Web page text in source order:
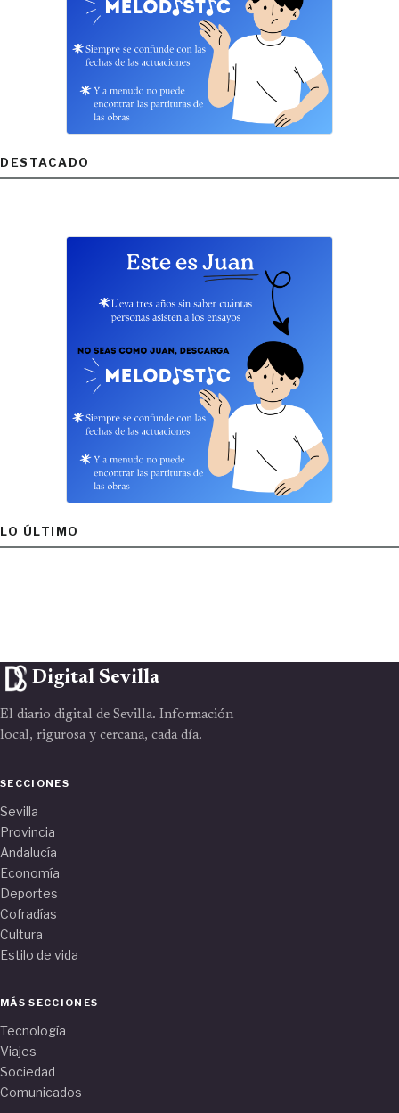
DESTACADO
LO ÚLTIMO
Digital Sevilla
El diario digital de Sevilla. Información
local, rigurosa y cercana, cada día.
SECCIONES
Sevilla
Provincia
Andalucía
Economía
Deportes
Cofradías
Cultura
Estilo de vida
MÁS SECCIONES
Tecnología
Viajes
Sociedad
Comunicados